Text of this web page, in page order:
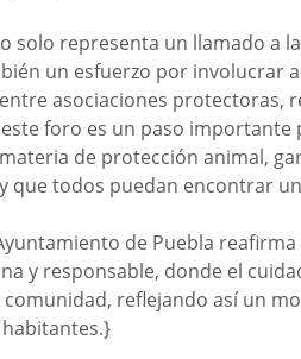
solo representa un llamado a
un esfuerzo por involucrar
asociaciones protectoras,
foro es un paso importante
de protección animal,
que todos puedan encontrar
de Puebla
y responsable, donde el
reflejando así un